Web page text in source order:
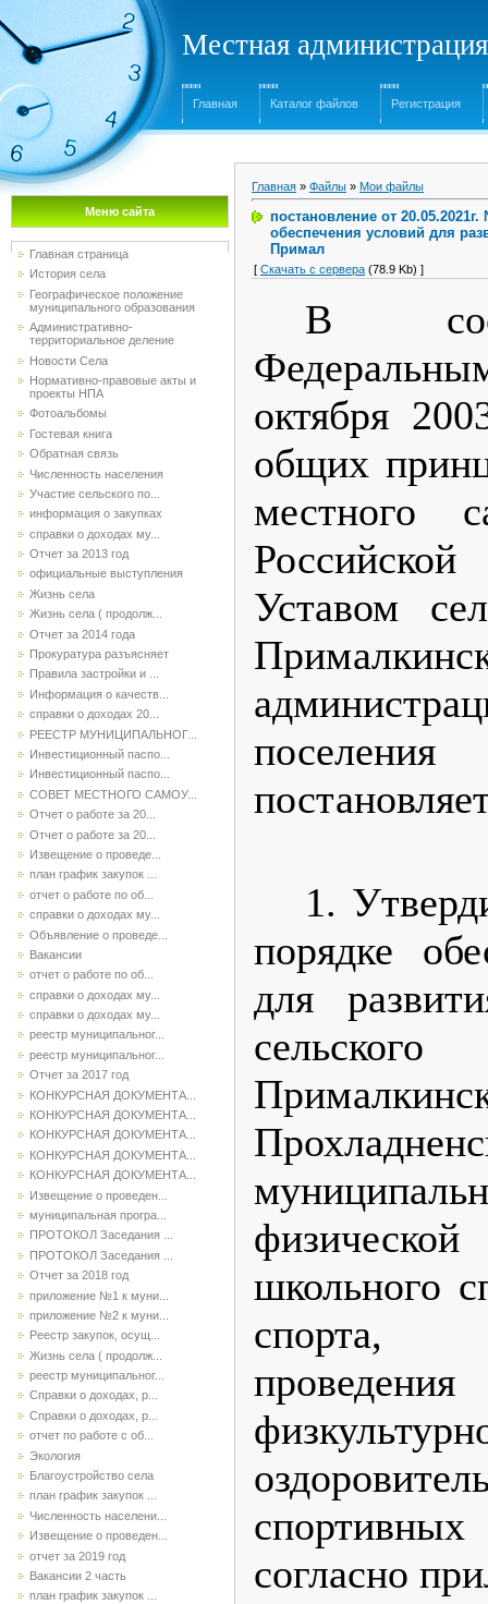
Местная
Главная Каталог файлов Регистрация
Меню сайта
Главная страница
История села
Географическое положение
муниципального образования
Административно-
территориальное деление
Новости Села
Нормативно-правовые акты и
проекты НПА
Фотоальбомы
Гостевая книга
Обратная связь
Численность населения
Участие сельского по...
информация о закупках
справки о доходах му...
Отчет за 2013 год
официальные выступления
Жизнь села
Жизнь села ( продолж...
Отчет за 2014 года
Прокуратура разъясняет
Правила застройки и ...
Информация о качеств...
справки о доходах 20...
РЕЕСТР МУНИЦИПАЛЬНОГ...
Инвестиционный паспо...
Инвестиционный паспо...
СОВЕТ МЕСТНОГО САМОУ...
Отчет о работе за 20...
Отчет о работе за 20...
Извещение о проведе...
план график закупок ...
отчет о работе по об...
справки о доходах му...
Объявление о проведе...
Вакансии
отчет о работе по об...
справки о доходах му...
справки о доходах му...
реестр муниципальног...
реестр муниципальног...
Отчет за 2017 год
КОНКУРСНАЯ ДОКУМЕНТА...
КОНКУРСНАЯ ДОКУМЕНТА...
КОНКУРСНАЯ ДОКУМЕНТА...
КОНКУРСНАЯ ДОКУМЕНТА...
КОНКУРСНАЯ ДОКУМЕНТА...
Извещение о проведен...
муниципальная програ...
ПРОТОКОЛ Заседания ...
ПРОТОКОЛ Заседания ...
Отчет за 2018 год
приложение №1 к муни...
приложение №2 к муни...
Реестр закупок, осущ...
Жизнь села ( продолж...
реестр муниципальног...
Справки о доходах, р...
Справки о доходах, р...
отчет по работе с об...
Экология
Благоустройство села
план график закупок ...
Численность населени...
Извещение о проведен...
отчет за 2019 год
Вакансии 2 часть
план график закупок ...
Главная » Файлы » Мои файлы
постановление от
обеспечения условий для
Примал
[ Скачать с сервера (78.9 Kb) ]
В
октября
общих
местного
Уставом
поселения
1.
порядке
для
школьного
спорта,
согласно